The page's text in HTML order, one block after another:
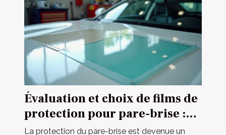
Évaluation et choix de films de
protection pour pare-brise :
guide complet
La protection du pare-brise est devenue un